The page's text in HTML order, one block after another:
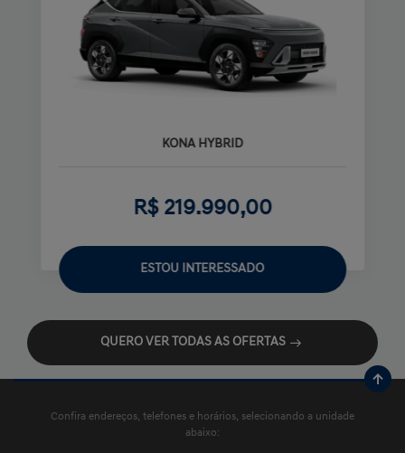
KONA HYBRID
R$ 219.990,00
ESTOU INTERESSADO
QUERO VER TODAS AS OFERTAS
Confira endereços, telefones e horários, selecionando a unidade
abaixo: